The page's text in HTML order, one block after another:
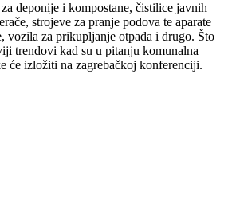
deponije i kompostane, čistilice javnih
strojeve za pranje podova te aparate
vozila za prikupljanje otpada i drugo. Što
trendovi kad su u pitanju komunalna
će izložiti na zagrebačkoj konferenciji.